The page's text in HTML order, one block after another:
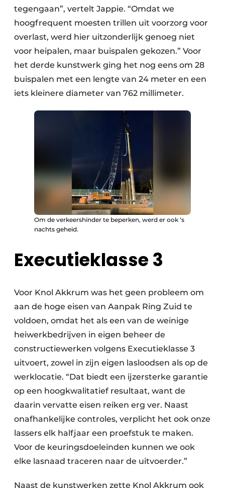
tegengaan”, vertelt Jappie. “Omdat we
hoogfrequent moesten trillen uit voorzorg voor
overlast, werd hier uitzonderlijk genoeg niet
voor heipalen, maar buispalen gekozen.” Voor
het derde kunstwerk ging het nog eens om 28
buispalen met een lengte van 24 meter en een
iets kleinere diameter van 762 millimeter.
Om de verkeershinder te beperken, werd er ook ‘s
nachts geheid.
Executieklasse 3
Voor Knol Akkrum was het geen probleem om
aan de hoge eisen van Aanpak Ring Zuid te
voldoen, omdat het als een van de weinige
heiwerkbedrijven in eigen beheer de
constructiewerken volgens Executieklasse 3
uitvoert, zowel in zijn eigen lasloodsen als op de
werklocatie. “Dat biedt een ijzersterke garantie
op een hoogkwalitatief resultaat, want de
daarin vervatte eisen reiken erg ver. Naast
onafhankelijke controles, verplicht het ook onze
lassers elk halfjaar een proefstuk te maken.
Voor de keuringsdoeleinden kunnen we ook
elke lasnaad traceren naar de uitvoerder.”
Naast de kunstwerken zette Knol Akkrum ook